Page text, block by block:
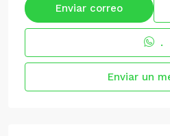
Enviar correo
.
Enviar un